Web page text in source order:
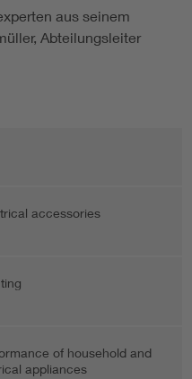
aus seinem
Abteilungsleiter
accessories
of household and
appliances